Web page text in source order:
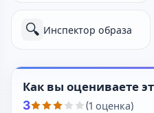
🔍 Инспектор образа
Как вы оцениваете
3 (1 оценка)